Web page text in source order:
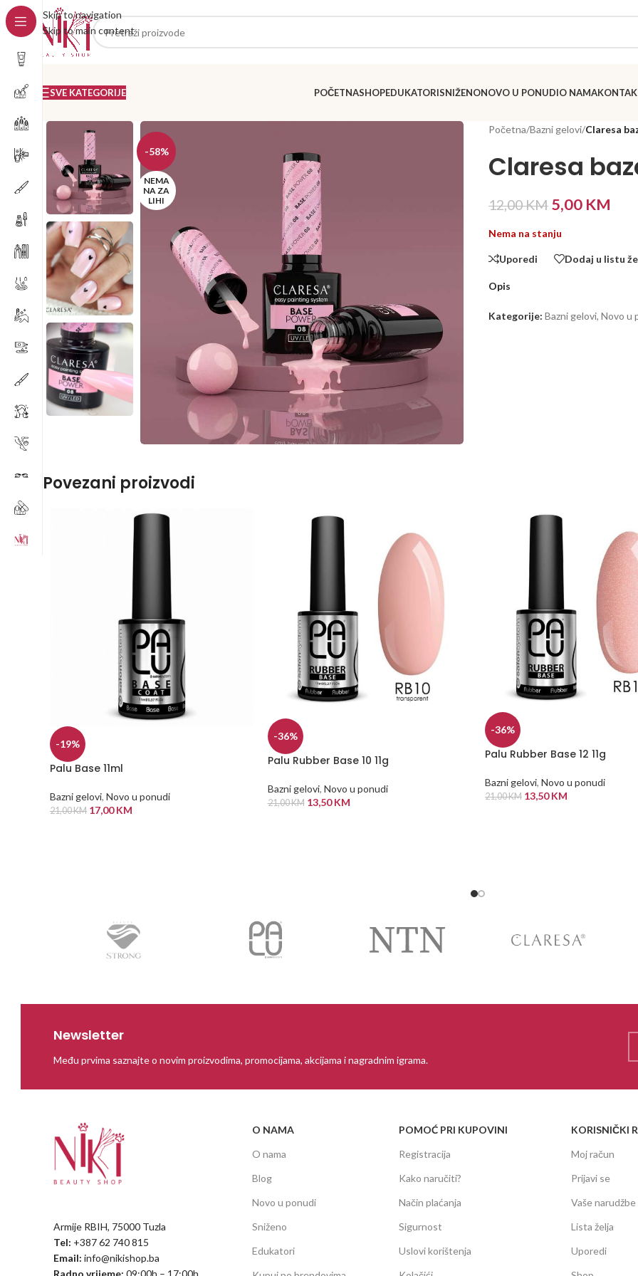
Skip to navigation
Skip to main content
SVE KATEGORIJE POČETNASHOPEDUKATORISNIŽENONOVO U PONUDIO NAMA
-58%
NEMA
NA ZA
LIHI
Početna/Bazni gelovi/Claresa
Claresa
12,00KM 5,00 KM
Nema na stanju
Uporedi Dodaj u listu
Opis
Kategorije: Bazni gelovi, Novo u
Povezani proizvodi
-19%
Palu Base 11ml
Bazni gelovi, Novo u ponudi
21,00KM 17,00KM
-36%
Palu Rubber Base 10 11g
Bazni gelovi, Novo u ponudi
21,00KM 13,50KM
-36%
Palu Rubber Base 12 11g
Bazni gelovi, Novo u ponudi
21,00KM 13,50KM
Newsletter
Među prvima saznajte o novim proizvodima, promocijama, akcijama i nagradnim igrama.
Armije RBIH, 75000 Tuzla
Tel: +387 62 740 815
Email: info@nikishop.ba
O NAMA
O nama
Blog
Novo u ponudi
Sniženo
Edukatori
POMOĆ PRI KUPOVINI
Registracija
Kako naručiti?
Način plaćanja
Sigurnost
Uslovi korištenja
KORISNIČKI
Moj račun
Prijavi se
Vaše narudžbe
Lista želja
Uporedi